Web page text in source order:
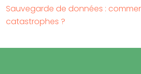
Sauvegarde de données :
catastrophes ?